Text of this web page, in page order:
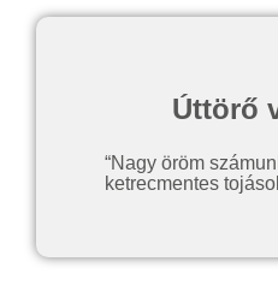
Úttörő
“Nagy öröm
ketrecmentes